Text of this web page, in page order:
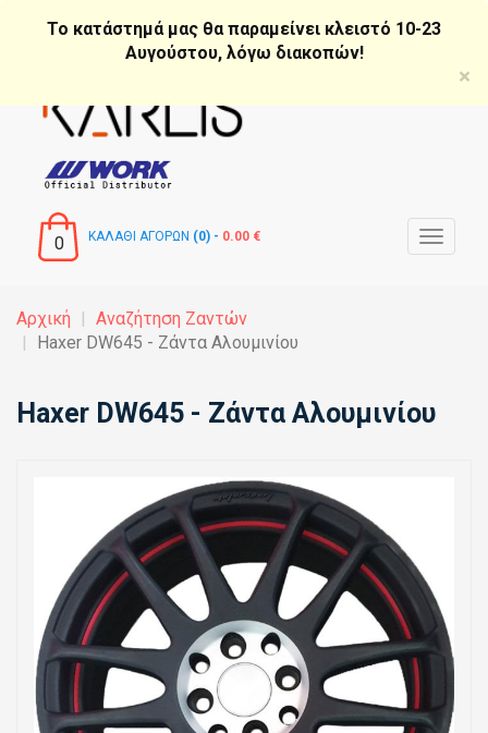
περιεχόμενο
Το κατάστημά μας θα παραμείνει κλειστό 10-23
Αυγούστου, λόγω διακοπών!
×
0 ΚΑΛΑΘΙ ΑΓΟΡΩΝ (0) - 0.00 €
Toggle
Αρχική
Αναζήτηση Ζαντών
Haxer DW645 - Ζάντα Αλουμινίου
Haxer DW645 - Ζάντα Αλουμινίου